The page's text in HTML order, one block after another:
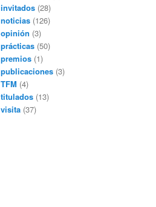
invitados (28)
noticias (126)
opinión (3)
prácticas (50)
premios (1)
publicaciones (3)
TFM (4)
titulados (13)
visita (37)